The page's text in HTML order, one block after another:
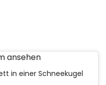
ansehen
in einer Schneekugel